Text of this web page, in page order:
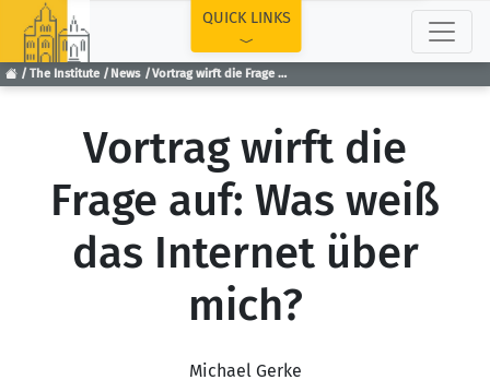
The Institute News Vortrag wirft die Frage auf: Was weiß das Internet über mich?
QUICK LINKS
Vortrag wirft die
Frage auf: Was weiß
das Internet über
mich?
Michael Gerke